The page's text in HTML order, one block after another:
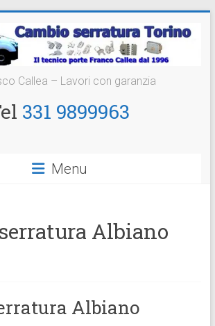
Callea – Lavori con garanzia
331 9899963
Menu
Albiano
Albiano